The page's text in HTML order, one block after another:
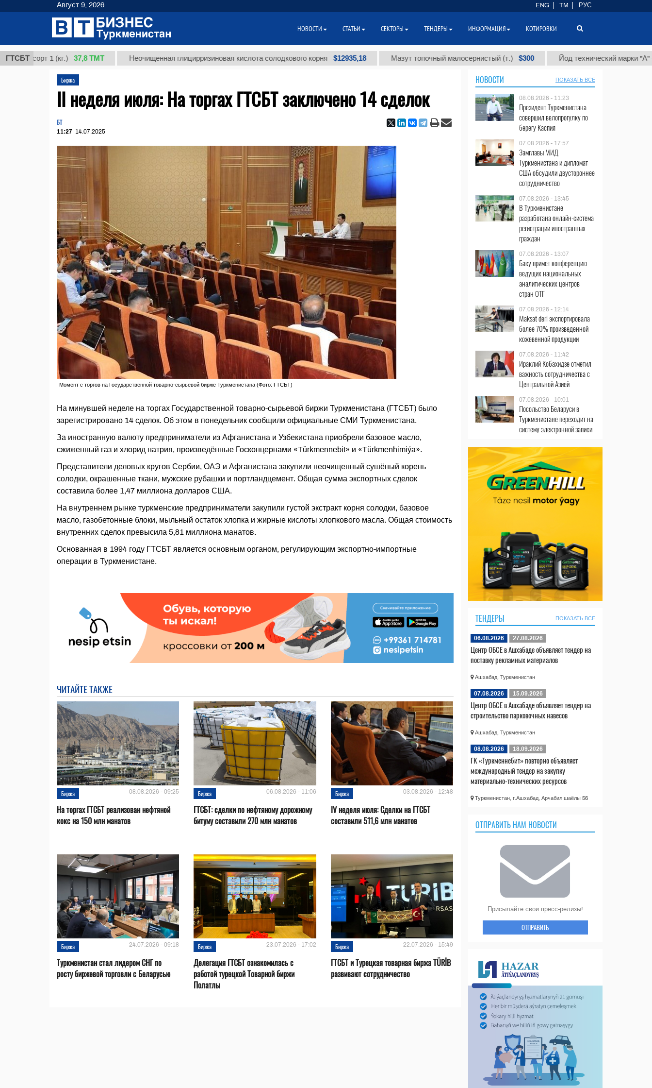
ГТСБТ
сорт 1 (кг.) 37,8 ТМТ Неочищенная глицирризиновая кислота солодкового корня $12935,18 Мазут топочный малосернистый (т.) $300 Йод технический марки "А" (т.)
Биржа
II неделя июля: На торгах ГТСБТ заключено 14 сделок
БТ
11:27 14.07.2025
Момент с торгов на Государственной товарно-сырьевой бирже Туркменистана (Фото: ГТСБТ)
На минувшей неделе на торгах Государственной товарно-сырьевой биржи Туркменистана (ГТСБТ) было
зарегистрировано 14 сделок. Об этом в понедельник сообщили официальные СМИ Туркменистана.
За иностранную валюту предприниматели из Афганистана и Узбекистана приобрели базовое масло,
сжиженный газ и хлорид натрия, произведённые Госконцернами «Türkmennebit» и «Türkmenhimiýa».
Представители деловых кругов Сербии, ОАЭ и Афганистана закупили неочищенный сушёный корень
солодки, окрашенные ткани, мужские рубашки и портландцемент. Общая сумма экспортных сделок
составила более 1,47 миллиона долларов США.
На внутреннем рынке туркменские предприниматели закупили густой экстракт корня солодки, базовое
масло, газобетонные блоки, мыльный остаток хлопка и жирные кислоты хлопкового масла. Общая стоимость
внутренних сделок превысила 5,81 миллиона манатов.
Основанная в 1994 году ГТСБТ является основным органом, регулирующим экспортно-импортные
операции в Туркменистане.
ЧИТАЙТЕ ТАКЖЕ
Биржа 08.08.2026 - 09:25
На торгах ГТСБТ реализован нефтяной
кокс на 150 млн манатов
Биржа 06.08.2026 - 11:06
ГТСБТ: сделки по нефтяному дорожному
битуму составили 270 млн манатов
Биржа 03.08.2026 - 12:48
IV неделя июля: Сделки на ГТСБТ
составили 511,6 млн манатов
Биржа 24.07.2026 - 09:18
Туркменистан стал лидером СНГ по
росту биржевой торговли с Беларусью
Биржа 23.07.2026 - 17:02
Делегация ГТСБТ ознакомилась с
работой турецкой Товарной биржи
Полатлы
Биржа 22.07.2026 - 15:49
ГТСБТ и Турецкая товарная биржа TÜRİB
развивают сотрудничество
НОВОСТИ ПОКАЗАТЬ ВСЕ
08.08.2026 - 11:23
Президент Туркменистана
совершил велопрогулку по
берегу Каспия
07.08.2026 - 17:57
Замглавы МИД
Туркменистана и дипломат
США обсудили двустороннее
сотрудничество
07.08.2026 - 13:45
В Туркменистане
разработана онлайн-система
регистрации иностранных
граждан
07.08.2026 - 13:07
Баку примет конференцию
ведущих национальных
аналитических центров
стран ОТГ
07.08.2026 - 12:14
Maksat deri экспортировала
более 70% произведенной
кожевенной продукции
07.08.2026 - 11:42
Ираклий Кобахидзе отметил
важность сотрудничества с
Центральной Азией
07.08.2026 - 10:01
Посольство Беларуси в
Туркменистане переходит на
систему электронной записи
ТЕНДЕРЫ ПОКАЗАТЬ ВСЕ
06.08.2026 27.08.2026
Центр ОБСЕ в Ашхабаде объявляет тендер на
поставку рекламных материалов
Ашхабад, Туркменистан
07.08.2026 15.09.2026
Центр ОБСЕ в Ашхабаде объявляет тендер на
строительство парковочных навесов
Ашхабад, Туркменистан
08.08.2026 18.09.2026
ГК «Туркменнебит» повторно объявляет
международный тендер на закупку
материально-технических ресурсов
Туркменистан, г.Ашхабад, Арчабил шаёлы 56
ОТПРАВИТЬ НАМ НОВОСТИ
Присылайте свои пресс-релизы!
ОТПРАВИТЬ
Август 9, 2026 ENG TM РУС
НОВОСТИ СТАТЬИ СЕКТОРЫ ТЕНДЕРЫ ИНФОРМАЦИЯ КОТИРОВКИ